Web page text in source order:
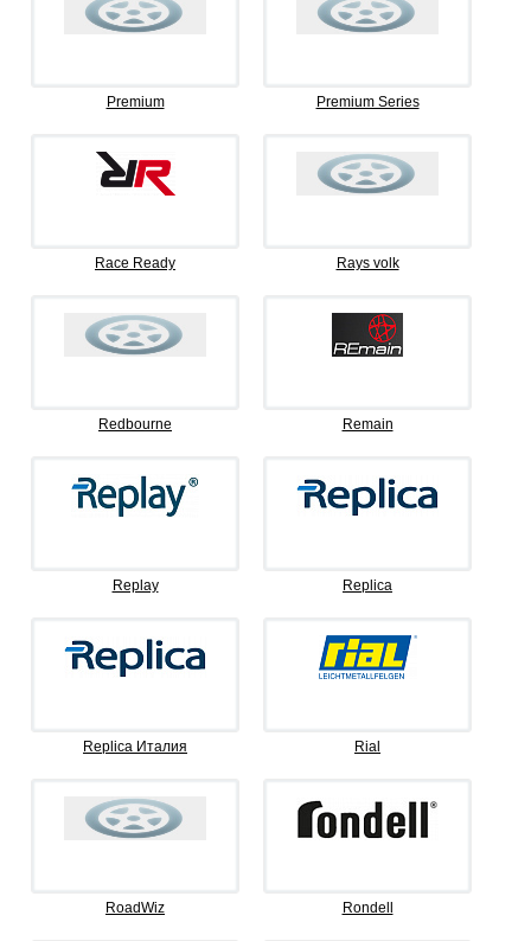
Premium Premium Series
Race Ready Rays volk
Redbourne Remain
Replay Replica
Replica Италия Rial
RoadWiz Rondell